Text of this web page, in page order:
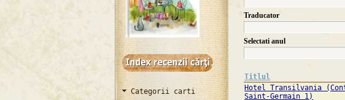
Categorii carti
Traducator
Selectati anul
Titlul
Hotel Transilvania
Saint-Germain 1)